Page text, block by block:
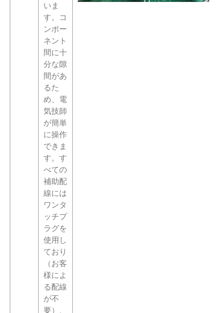
いま
す。コ
ンポー
ネント
間に十
分な隙
間があ
るた
め、電
気技師
が簡単
に操作
できま
す。す
べての
補助配
線には
ワンタ
ッチプ
ラグを
使用し
ており
（お客
様によ
る配線
が不
要）、